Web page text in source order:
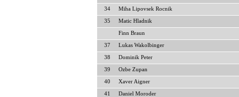
34 Miha Lipovsek Rocnik
35 Matic Hladnik
Finn Braun
37 Lukas Wakolbinger
38 Dominik Peter
39 Ozbe Zupan
40 Xaver Aigner
41 Daniel Moroder